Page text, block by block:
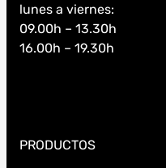
lunes a viernes:
09.00h – 13.30h
16.00h – 19.30h
PRODUCTOS